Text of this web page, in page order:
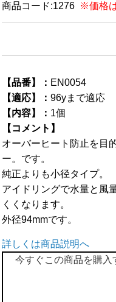
商品コード:1276 ※価格
【品番】： EN0054
【適応】：96yまで適応
【内容】： 1個
【コメント】
オーバーヒート防止を目
ー。です。
純正よりも小径タイプ。
アイドリングで水量と風
くくなります。
外径94mmです。
詳しくは商品説明へ
今すぐこの商品を購入